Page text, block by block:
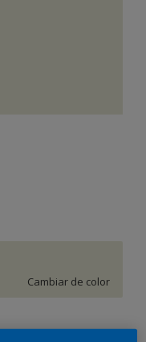
Cambiar de color